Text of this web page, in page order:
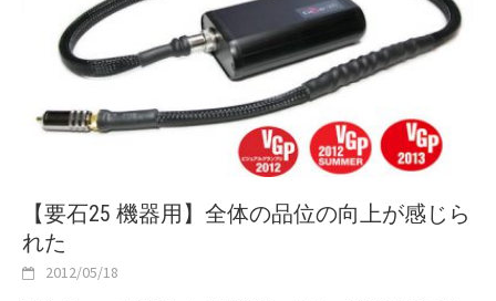
【要石25 機器用】全体の品位の向上が感じら
れた
2012/05/18